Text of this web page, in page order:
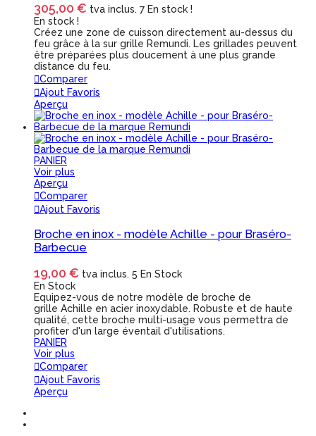
305,00 € tva inclus. 7 En stock !
En stock !
Créez une zone de cuisson directement au-dessus du
feu grâce à la sur grille Remundi. Les grillades peuvent
être préparées plus doucement à une plus grande
distance du feu.
Comparer
Ajout Favoris
Aperçu
PANIER
Voir plus
Aperçu
Comparer
Ajout Favoris
Broche en inox - modèle Achille - pour Braséro-
Barbecue
19,00 € tva inclus. 5 En Stock
En Stock
Equipez-vous de notre modèle de broche de
grille Achille en acier inoxydable. Robuste et de haute
qualité, cette broche multi-usage vous permettra de
profiter d'un large éventail d'utilisations.
PANIER
Voir plus
Comparer
Ajout Favoris
Aperçu